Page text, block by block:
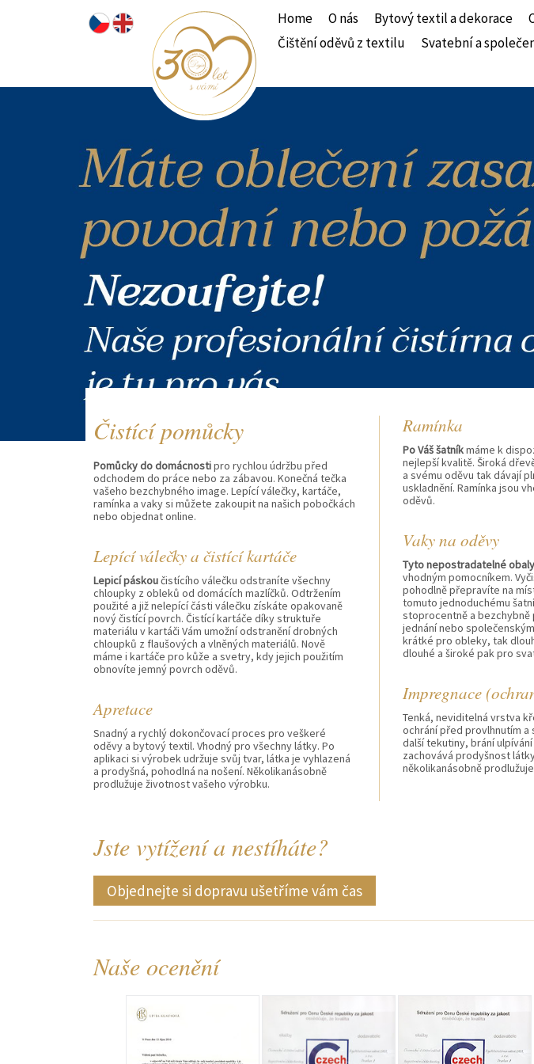
Home O nás Bytový textil a dekorace
Čištění oděvů z textilu
Svatební a
Čistící pomůcky
Pomůcky do domácnostipro rychlou údržbu před
odchodem do práce nebo za zábavou. Konečná tečka
vašeho bezchybného image. Lepící válečky, kartáče,
ramínka a vaky si můžete zakoupit na našich pobočkách
nebo objednat online.
Lepící válečky a čistící kartáče
Lepicí páskoučistícího válečku odstraníte všechny
chloupky z obleků od domácích mazlíčků. Odtržením
použité a již nelepící části válečku získáte opakovaně
nový čistící povrch. Čistící kartáče díky struktuře
materiálu v kartáči Vám umožní odstranění drobných
chloupků z flaušových a vlněných materiálů. Nově
máme i kartáče pro kůže a svetry, kdy jejich použitím
obnovíte jemný povrch oděvů.
Apretace
Snadný a rychlý dokončovací proces pro veškeré
oděvy a bytový textil. Vhodný pro všechny látky. Po
aplikaci si výrobek udržuje svůj tvar, látka je vyhlazená
a prodyšná, pohodlná na nošení. Několikanásobně
prodlužuje životnost vašeho výrobku.
Ramínka
Po Váš šatníkmáme k
nejlepší kvalitě. Široká
a svému oděvu tak dávají
uskladnění. Ramínka jsou
oděvů.
Vaky na oděvy
Tyto nepostradatelné obaly
vhodným pomocníkem.
pohodlně přepravíte na
tomuto jednoduchému
stoprocentně a
jednání nebo
krátké pro obleky, tak
dlouhé a široké pak pro
Impregnace
Tenká, neviditelná vrstva
ochrání před provlhnutím a
další tekutiny, brání
zachovává prodyšnost
několikanásobně
Jste vytížení a nestíháte?
Objednejte si dopravu ušetříme vám čas
Naše ocenění